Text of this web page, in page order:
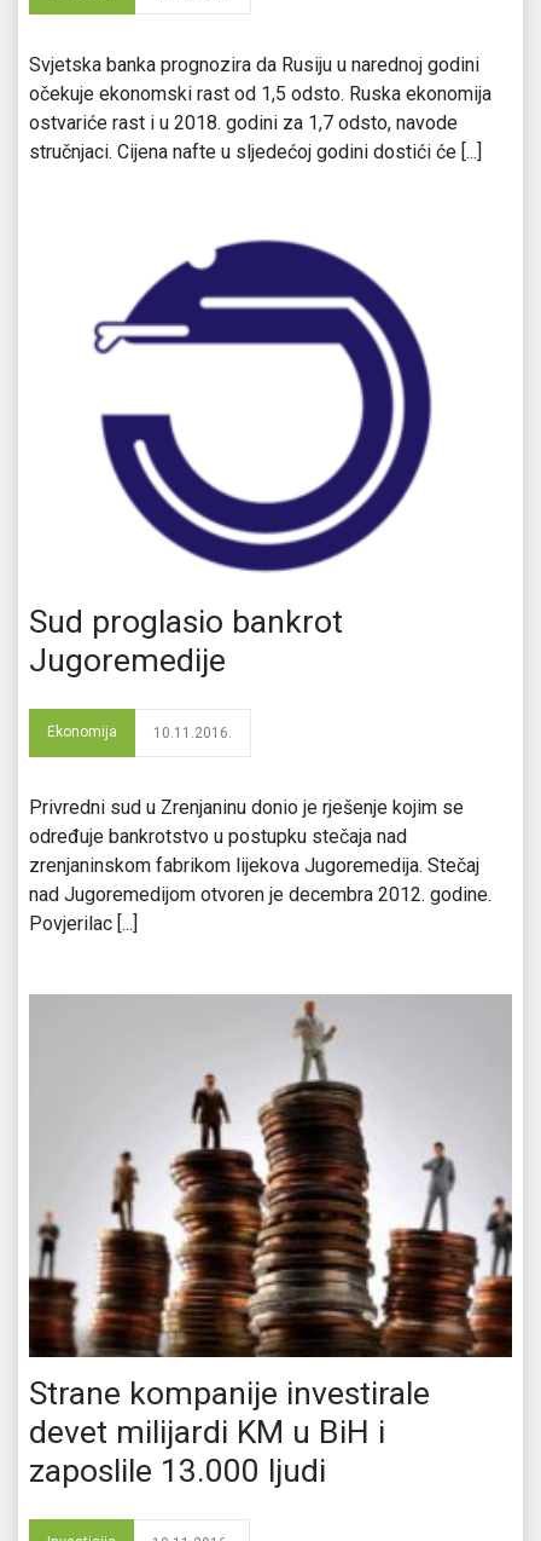
Svjetska banka prognozira da Rusiju u narednoj godini
očekuje ekonomski rast od 1,5 odsto. Ruska ekonomija
ostvariće rast i u 2018. godini za 1,7 odsto, navode
stručnjaci. Cijena nafte u sljedećoj godini dostići će [...]
Sud proglasio bankrot
Jugoremedije
Ekonomija 10.11.2016.
Privredni sud u Zrenjaninu donio je rješenje kojim se
određuje bankrotstvo u postupku stečaja nad
zrenjaninskom fabrikom lijekova Jugoremedija. Stečaj
nad Jugoremedijom otvoren je decembra 2012. godine.
Povjerilac [...]
Strane kompanije investirale
devet milijardi KM u BiH i
zaposlile 13.000 ljudi